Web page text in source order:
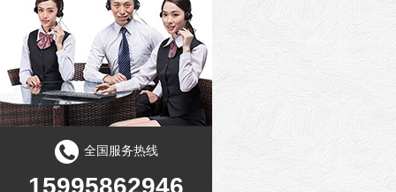
全国服务热线
15995862946